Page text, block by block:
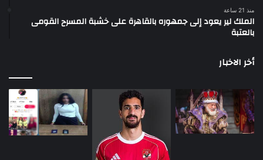
منذ 21 ساعة
الملك لير يعود إلى جمهوره بالقاهرة على خشبة المسرح القومى
بالعتبة
أخر الاخبار